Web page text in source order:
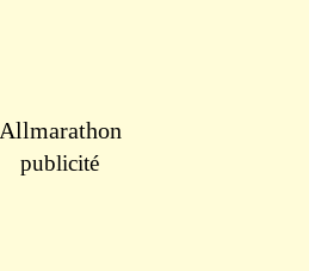
Allmarathon
publicité